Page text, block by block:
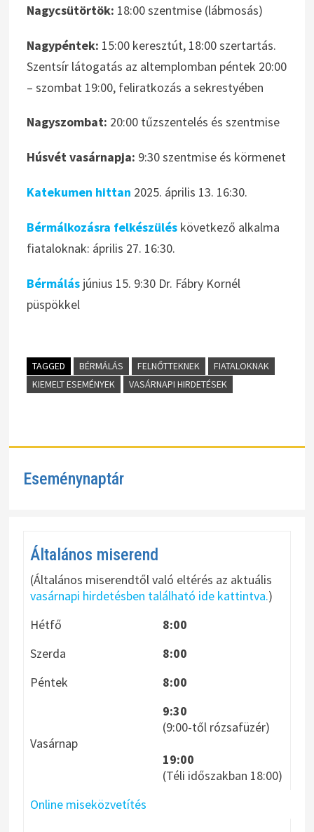
Nagycsütörtök: 18:00 szentmise (lábmosás)
Nagypéntek: 15:00 keresztút, 18:00 szertartás.
Szentsír látogatás az altemplomban péntek 20:00
– szombat 19:00, feliratkozás a sekrestyében
Nagyszombat: 20:00 tűzszentelés és szentmise
Húsvét vasárnapja: 9:30 szentmise és körmenet
Katekumen hittan 2025. április 13. 16:30.
Bérmálkozásra felkészülés következő alkalma
fiataloknak: április 27. 16:30.
Bérmálásjúnius 15. 9:30 Dr. Fábry Kornél
püspökkel
TAGGED BÉRMÁLÁS FELNŐTTEKNEK
FIATALOKNAK
KIEMELT ESEMÉNYEK
VASÁRNAPI HIRDETÉSEK
Eseménynaptár
Általános miserend
(Általános miserendtől való eltérés az aktuális
vasárnapi hirdetésben található ide kattintva.)
Hétfő
8:00
Szerda
8:00
Péntek
8:00
Vasárnap
9:30
(9:00-től rózsafüzér)
19:00
(Téli időszakban 18:00)
Online miseközvetítés